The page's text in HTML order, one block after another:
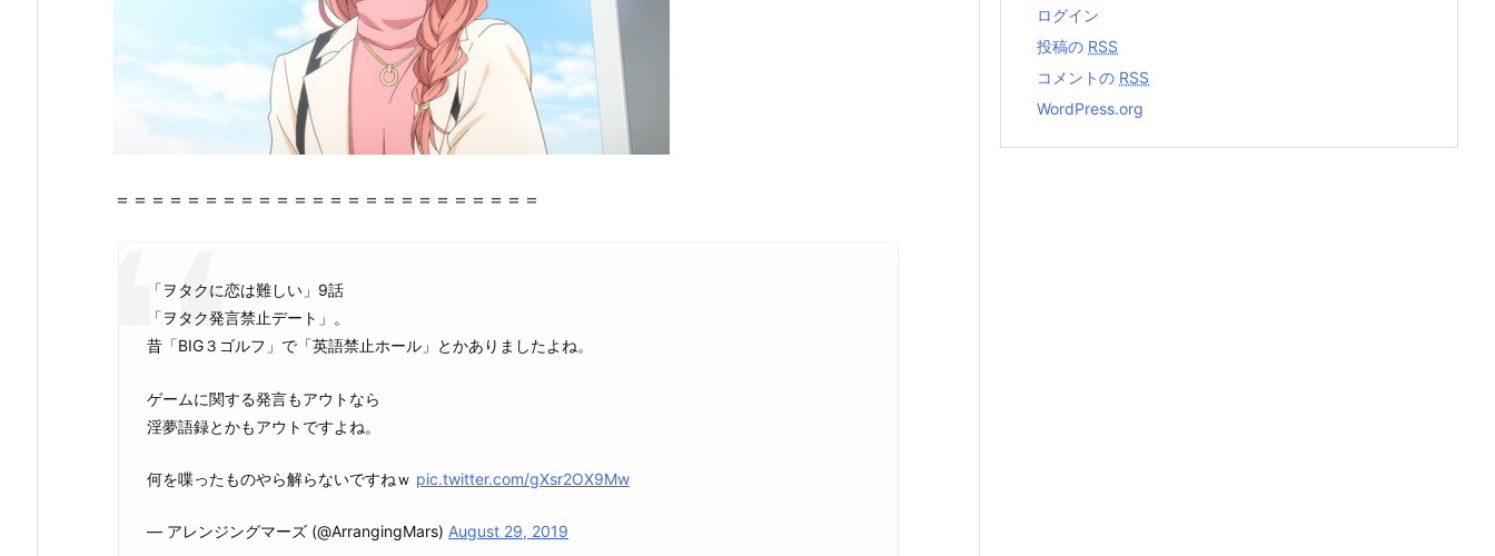
＝＝＝＝＝＝＝＝＝＝＝＝＝＝＝＝＝＝＝＝＝＝＝＝
「ヲタクに恋は難しい」9話
「ヲタク発言禁止デート」。
昔「BIG３ゴルフ」で「英語禁止ホール」とかありましたよね。
ゲームに関する発言もアウトなら
淫夢語録とかもアウトですよね。
何を喋ったものやら解らないですねｗ pic.twitter.com/gXsr2OX9Mw
— アレンジングマーズ (@ArrangingMars) August 29, 2019
ログイン
投稿の RSS
コメントの RSS
WordPress.org